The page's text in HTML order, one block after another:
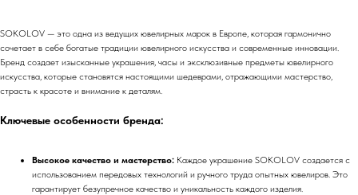
SOKOLOV — это одна из ведущих ювелирных марок в Европе, которая гармонично
сочетает в себе богатые традиции ювелирного искусства и современные инновации.
Бренд создает изысканные украшения, часы и эксклюзивные предметы ювелирного
искусства, которые становятся настоящими шедеврами, отражающими мастерство,
страсть к красоте и внимание к деталям.
Ключевые особенности бренда:
Высокое качество и мастерство: Каждое украшение SOKOLOV создается с
использованием передовых технологий и ручного труда опытных ювелиров. Это
гарантирует безупречное качество и уникальность каждого изделия.